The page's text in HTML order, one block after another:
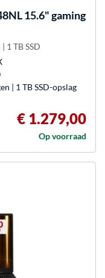
15.6" gaming
1 TB SSD
| 1 TB SSD-opslag
€ 1.279,00
Op voorraad